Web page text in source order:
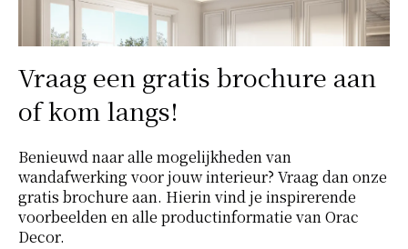
Vraag een gratis brochure aan
of kom langs!
Benieuwd naar alle mogelijkheden van
wandafwerking voor jouw interieur? Vraag dan onze
gratis brochure aan. Hierin vind je inspirerende
voorbeelden en alle productinformatie van Orac
Decor.